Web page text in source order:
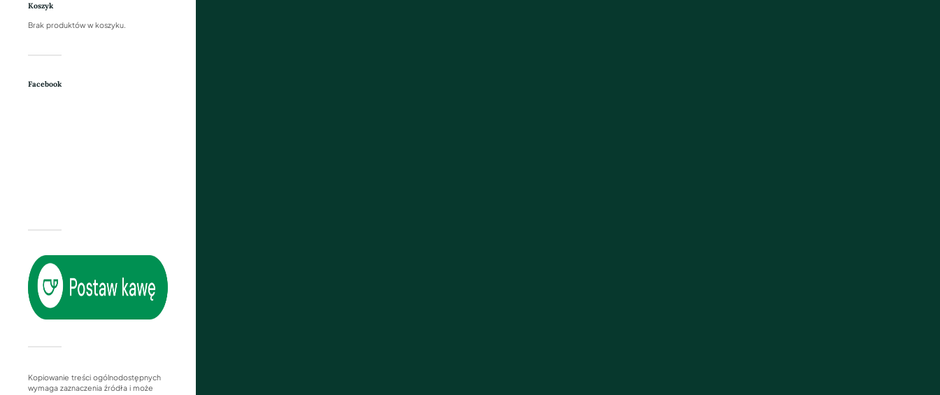
Koszyk
Brak produktów w koszyku.
Facebook
Kopiowanie treści ogólnodostępnych
wymaga zaznaczenia źródła i może